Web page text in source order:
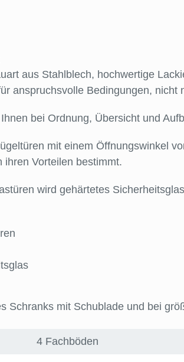
aus Stahlblech, hochwertige
anspruchsvolle Bedingungen, nicht
bei Ordnung, Übersicht und
mit einem Öffnungswinkel
ihren Vorteilen bestimmt.
wird gehärtetes
Schranks mit Schublade und bei
4 Fachböden